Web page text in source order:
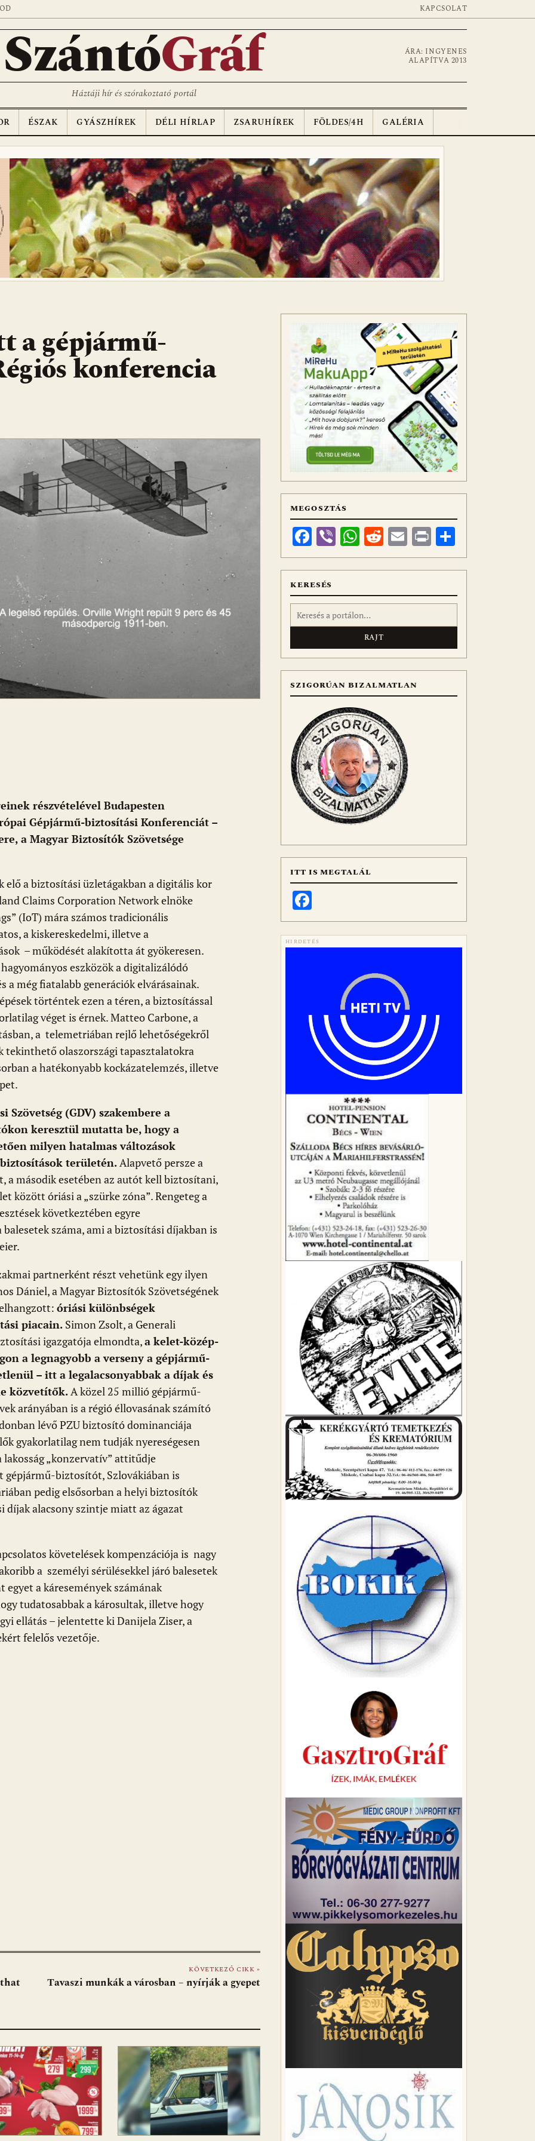
KAPCSOLAT
SzántóGráf
ÁRA: INGYENES
ALAPÍTVA 2013
Háztáji hír és szórakoztató portál
ÉSZAK GYÁSZHÍREK DÉLI HÍRLAP ZSARUHÍREK FÖLDES/4H GALÉRIA
a gépjármű-
konferencia
részvételével Budapesten
Gépjármű-biztosítási Konferenciát –
a Magyar Biztosítók Szövetsége
a biztosítási üzletágakban a digitális kor
Claims Corporation Network elnöke
(IoT) mára számos tradicionális
a kiskereskedelmi, illetve a
– működését alakította át gyökeresen.
eszközök a digitalizálódó
a még fiatalabb generációk elvárásainak.
történtek ezen a téren, a biztosítással
véget is érnek. Matteo Carbone, a
a telemetriában rejlő lehetőségekről
tekinthető olaszországi tapasztalatokra
a hatékonyabb kockázatelemzés, illetve
(GDV) szakembere a
keresztül mutatta be, hogy a
milyen hatalmas változások
területén.Alapvető persze a
a második esetében az autót kell biztosítani,
között óriási a „szürke zóna”. Rengeteg a
következtében egyre
száma, ami a biztosítási díjakban is
partnerként részt vehetünk egy ilyen
Dániel, a Magyar Biztosítók Szövetségének
óriási különbségek
piacain. Simon Zsolt, a Generali
igazgatója elmondta,a kelet-közép-
a legnagyobb a verseny a gépjármű-
– itt a legalacsonyabbak a díjak és
közvetítők.A közel 25 millió gépjármű-
arányában is a régió éllovasának számító
lévő PZU biztosító dominanciája
gyakorlatilag nem tudják nyereségesen
„konzervatív” attitűdje
gépjármű-biztosítót, Szlovákiában is
pedig elsősorban a helyi biztosítók
díjak alacsony szintje miatt az ágazat
követelések kompenzációja is nagy
a személyi sérülésekkel járó balesetek
a káresemények számának
tudatosabbak a károsultak, illetve hogy
ellátás – jelentette ki Danijela Ziser, a
felelős vezetője.
KÖVETKEZŐ CIKK »
Tavaszi munkák a városban – nyírják a gyepet
MEGOSZTÁS
Facebook
ViberWhatsApp
Reddit
Email
Print
meg
KERESÉS
Keresés:
SZIGORÚAN BIZALMATLAN
ITT IS MEGTALÁL
HIRDETÉS